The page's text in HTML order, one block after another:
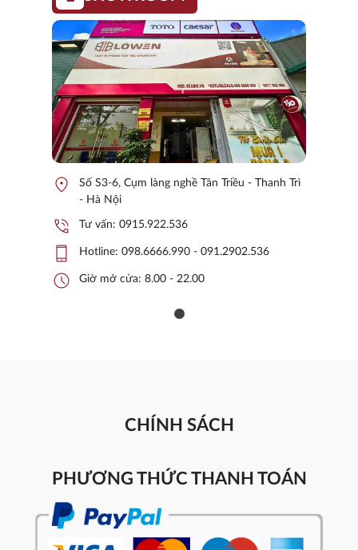
location_on
Số S3-6, Cụm làng nghề Tân Triều - Thanh Trì
- Hà Nội
phone_in_talk Tư vấn: 0915.922.536
phone_iphone Hotline: 098.6666.990 - 091.2902.536
schedule Giờ mở cửa: 8.00 - 22.00
CHÍNH SÁCH
PHƯƠNG THỨC THANH TOÁN